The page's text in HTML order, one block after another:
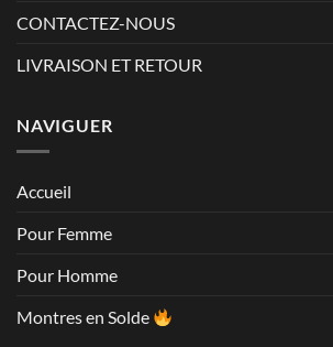
CONTACTEZ-NOUS
LIVRAISON ET RETOUR
NAVIGUER
Accueil
Pour Femme
Pour Homme
Montres en Solde